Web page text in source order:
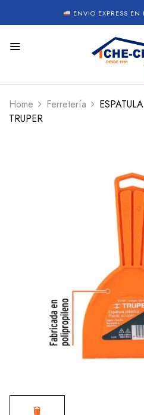
ENVIO EXPRESS EN
Home Ferretería
TRUPER